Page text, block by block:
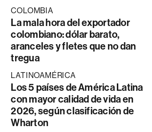
COLOMBIA
La mala hora del exportador
colombiano: dólar barato,
aranceles y fletes que no dan
tregua
LATINOAMÉRICA
Los 5 países de América Latina
con mayor calidad de vida en
2026, según clasificación de
Wharton